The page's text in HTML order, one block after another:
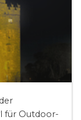
für Outdoor-